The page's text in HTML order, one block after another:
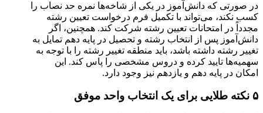
در صورتی که دانش‌آموز در یکی از شاخه‌ها نمره حد نصاب را
کسب نکند، می‌تواند با تکمیل فرم درخواست تعیین رشته
مجدداً در امتحانات تعیین رشته شرکت کند. همچنین، اگر
دانش‌آموز پس از انتخاب رشته و تحصیل در پایه دهم تمایل به
تغییر رشته داشته باشد، باید منطقه تغییر رشته را با توجه به
سهمیه‌ها تایید کرده و دروس مشخصی را پاس کند. این
امکان در پایه دهم و یازدهم نیز وجود دارد.
۵ نکته طلایی برای یک انتخاب واحد موفق